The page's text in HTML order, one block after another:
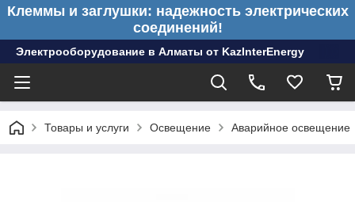
Клеммы и заглушки: надежность электрических
соединений!
Электрооборудование в Алматы от KazInterEnergy
Товары и услуги Освещение Аварийное освещение